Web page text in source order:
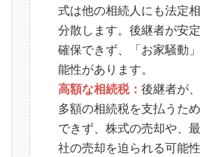
式は他の相続人にも法定
分散します。後継者が安
確保できず、「お家騒動
能性があります。
高額な相続税： 後継者が
多額の相続税を支払うた
できず、株式の売却や、
社の売却を迫られる可能